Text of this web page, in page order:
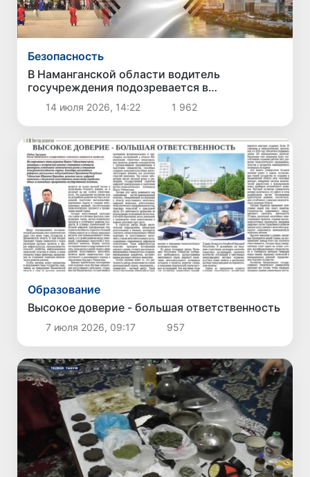
Безопасность
В Наманганской области водитель
госучреждения подозревается в
мошенничестве при трудоустройстве в
Южной Корее
14 июля 2026, 14:22 1 962
Образование
Высокое доверие - большая ответственность
7 июля 2026, 09:17 957